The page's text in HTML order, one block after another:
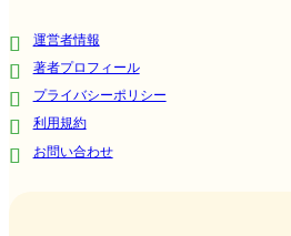
運営者情報
著者プロフィール
プライバシーポリシー
利用規約
お問い合わせ